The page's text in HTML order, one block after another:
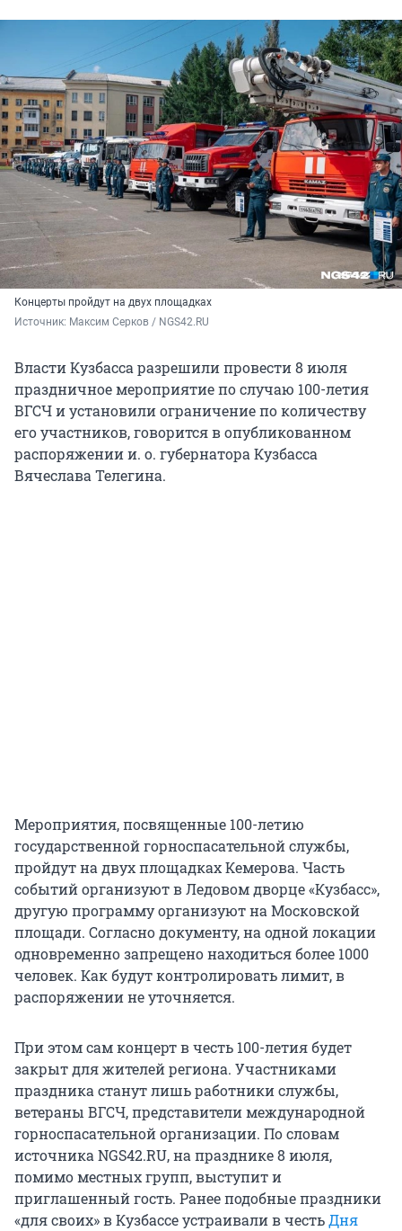
Концерты пройдут на двух площадках
Источник: Максим Серков / NGS42.RU
Власти Кузбасса разрешили провести 8 июля
праздничное мероприятие по случаю 100-летия
ВГСЧ и установили ограничение по количеству
его участников, говорится в опубликованном
распоряжении и. о. губернатора Кузбасса
Вячеслава Телегина.
Мероприятия, посвященные 100-летию
государственной горноспасательной службы,
пройдут на двух площадках Кемерова. Часть
событий организуют в Ледовом дворце «Кузбасс»,
другую программу организуют на Московской
площади. Согласно документу, на одной локации
одновременно запрещено находиться более 1000
человек. Как будут контролировать лимит, в
распоряжении не уточняется.
При этом сам концерт в честь 100-летия будет
закрыт для жителей региона. Участниками
праздника станут лишь работники службы,
ветераны ВГСЧ, представители международной
горноспасательной организации. По словам
источника NGS42.RU, на празднике 8 июля,
помимо местных групп, выступит и
приглашенный гость. Ранее подобные праздники
«для своих» в Кузбассе устраивали в честьДня